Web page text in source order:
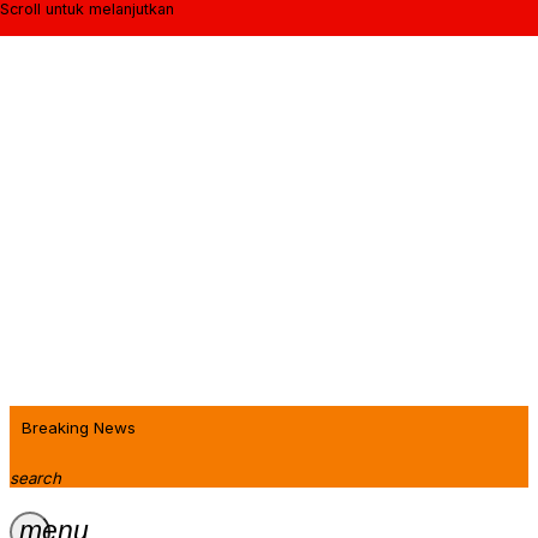
Scroll untuk melanjutkan
Breaking News
search
menu